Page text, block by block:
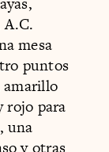
mesa
puntos
amarillo
rojo para
una